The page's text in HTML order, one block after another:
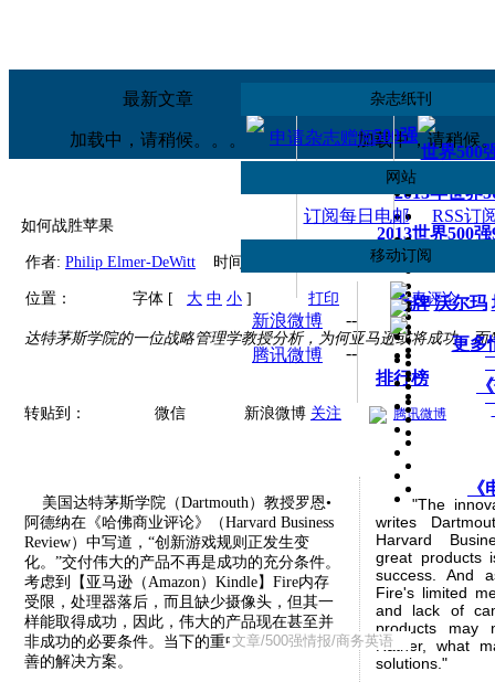
最新文章
加载中，请稍候。。。
热读文章
加载中，请稍候
500强
世界500
2013年世界
2013世界500
世界500
壳牌 沃尔玛
更多
排行榜
手机财富中
杂志纸刊
申请杂志赠阅
网站
订阅每日电邮 RSS订
移动订阅
新浪微博
腾讯微博
--
--
如何战胜苹果
作者: Philip Elmer-DeWitt 时间: 来源:财富中文网
位置： 字体 [ 大 中 小 ] 打印 发表评论
达特茅斯学院的一位战略管理学教授分析，为何亚马逊或将成功，而
转贴到： 微信 新浪微博 关注 腾讯微博
美国达特茅斯学院（Dartmouth）教授罗恩•
阿德纳在《哈佛商业评论》（Harvard Business
Review）中写道，“创新游戏规则正发生变
化。”交付伟大的产品不再是成功的充分条件。
考虑到【亚马逊（Amazon）Kindle】Fire内存
受限，处理器落后，而且缺少摄像头，但其一
样能取得成功，因此，伟大的产品现在甚至并
非成功的必要条件。当下的重中之重是提供完
善的解决方案。
"The
writes
Harvard
great products
success. And
Fire's limited
and lack of
products may
Rather, what
solutions."